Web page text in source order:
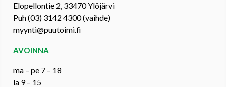
Elopellontie 2, 33470 Ylöjärvi
Puh (03) 3142 4300 (vaihde)
myynti@puutoimi.fi
AVOINNA
ma – pe 7 – 18
la 9 – 15